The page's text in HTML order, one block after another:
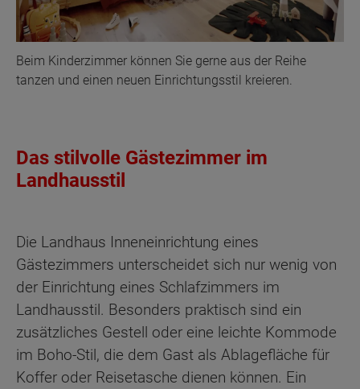
Beim Kinderzimmer können Sie gerne aus der Reihe
tanzen und einen neuen Einrichtungsstil kreieren.
Das stilvolle Gästezimmer im
Landhausstil
Die Landhaus Inneneinrichtung eines
Gästezimmers unterscheidet sich nur wenig von
der Einrichtung eines Schlafzimmers im
Landhausstil. Besonders praktisch sind ein
zusätzliches Gestell oder eine leichte Kommode
im Boho-Stil, die dem Gast als Ablagefläche für
Koffer oder Reisetasche dienen können. Ein